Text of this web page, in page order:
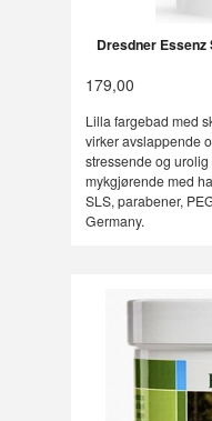
Dresdner Essenz
179,00
Lilla fargebad med
virker avslappende
stressende og
mykgjørende med
SLS, parabener,
Germany.